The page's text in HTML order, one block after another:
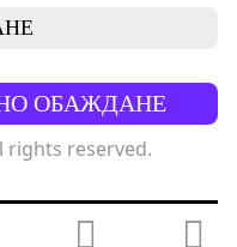
ОБАЖДАНЕ
rights reserved.